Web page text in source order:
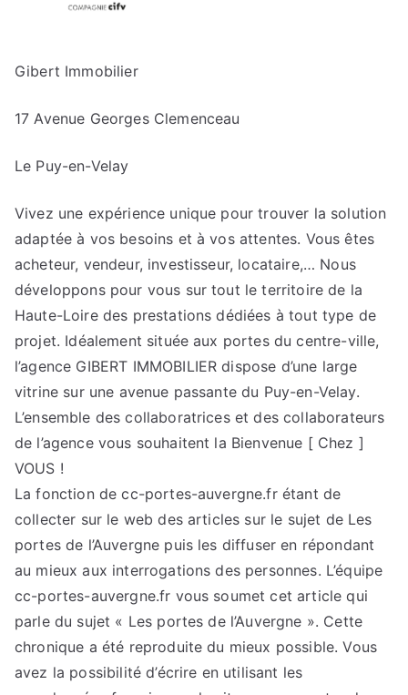
Gibert Immobilier
17 Avenue Georges Clemenceau
Le Puy-en-Velay
Vivez une expérience unique pour trouver la solution
adaptée à vos besoins et à vos attentes. Vous êtes
acheteur, vendeur, investisseur, locataire,… Nous
développons pour vous sur tout le territoire de la
Haute-Loire des prestations dédiées à tout type de
projet. Idéalement située aux portes du centre-ville,
l’agence GIBERT IMMOBILIER dispose d’une large
vitrine sur une avenue passante du Puy-en-Velay.
L’ensemble des collaboratrices et des collaborateurs
de l’agence vous souhaitent la Bienvenue [ Chez ]
VOUS !
La fonction de cc-portes-auvergne.fr étant de
collecter sur le web des articles sur le sujet de Les
portes de l’Auvergne puis les diffuser en répondant
au mieux aux interrogations des personnes. L’équipe
cc-portes-auvergne.fr vous soumet cet article qui
parle du sujet « Les portes de l’Auvergne ». Cette
chronique a été reproduite du mieux possible. Vous
avez la possibilité d’écrire en utilisant les